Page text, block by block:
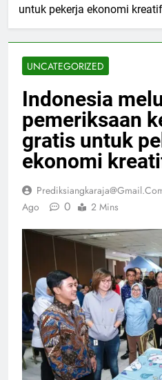
untuk pekerja ekonomi kreatif
UNCATEGORIZED
Indonesia
pemeriksaan
gratis untuk
ekonomi
Ago
0 2 Mins